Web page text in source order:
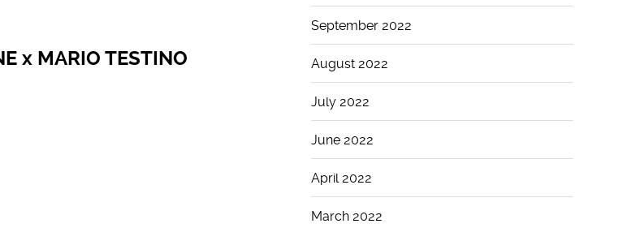
x MARIO TESTINO
September 2022
August 2022
July 2022
June 2022
April 2022
March 2022